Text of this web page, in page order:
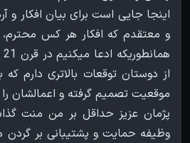
اینجا جایی است برای بیان افکار و
و معتقدم که افکار هر کس
از دوستان توقعات بالاتری دارم
پژمان عزیز حداقل بر من منت
وظیفه حمایت و پشتیبانی بر